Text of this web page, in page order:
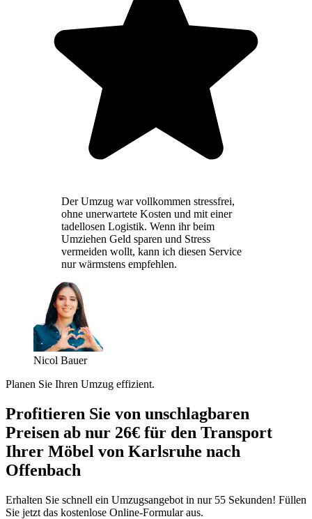
Der Umzug war vollkommen stressfrei,
ohne unerwartete Kosten und mit einer
tadellosen Logistik. Wenn ihr beim
Umziehen Geld sparen und Stress
vermeiden wollt, kann ich diesen Service
nur wärmstens empfehlen.
Nicol Bauer
Planen Sie Ihren Umzug effizient.
Profitieren Sie von unschlagbaren
Preisen ab nur 26€ für den Transport
Ihrer Möbel von Karlsruhe nach
Offenbach
Erhalten Sie schnell ein Umzugsangebot in nur 55 Sekunden! Füllen
Sie jetzt das kostenlose Online-Formular aus.